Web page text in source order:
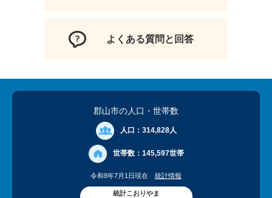
よくある質問と回答
郡山市の人口 ・世帯数
人口： 314,828人
世帯数： 145,597世帯
令和8年7月1日現在 統計情報
統計こおりやま